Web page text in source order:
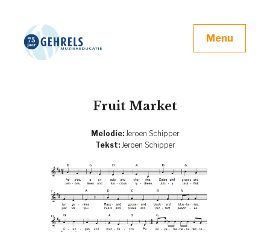
Menu
Fruit Market
Melodie: Jeroen Schipper
Tekst: Jeroen Schipper